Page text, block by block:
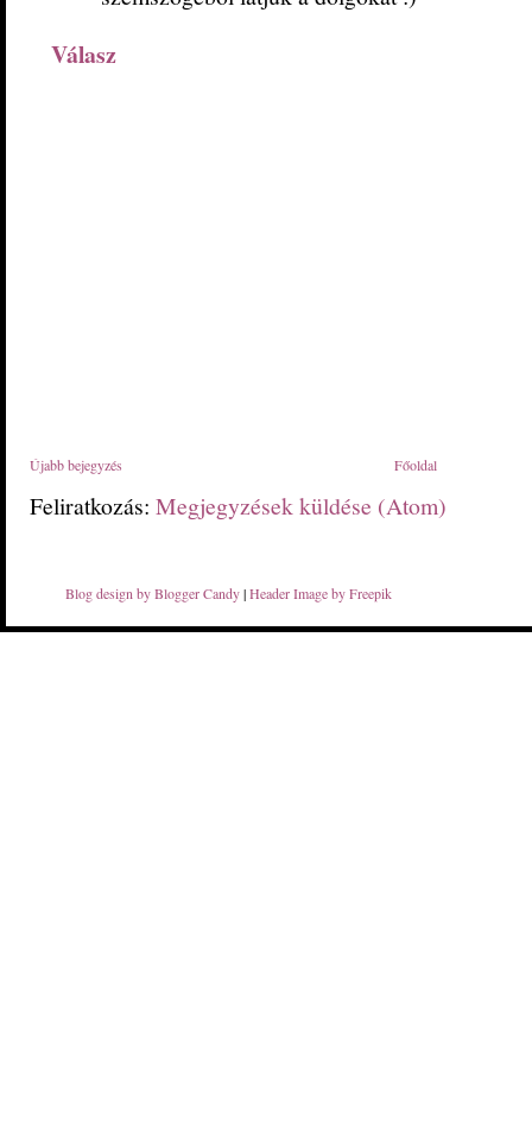
Válasz
Újabb bejegyzés Főoldal
Feliratkozás: Megjegyzések küldése (Atom)
Blog design by Blogger Candy|Header Image by Freepik